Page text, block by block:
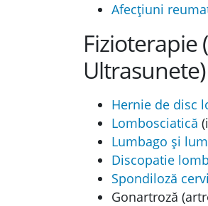
Afecțiuni
Fizioterapie
Ultrasunete)
Hernie de disc
Lombosciatică
Lumbago și
Discopatie
Spondiloză
Gonartroză